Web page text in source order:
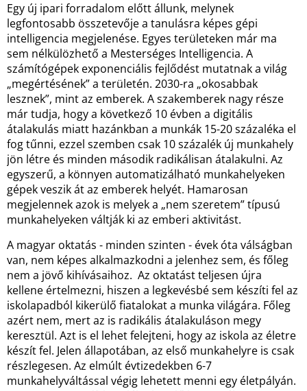
Egy új ipari forradalom előtt állunk, melynek
legfontosabb összetevője a tanulásra képes gépi
intelligencia megjelenése. Egyes területeken már ma
sem nélkülözhető a Mesterséges Intelligencia. A
számítógépek exponenciális fejlődést mutatnak a világ
„megértésének” a területén. 2030-ra „okosabbak
lesznek”, mint az emberek. A szakemberek nagy része
már tudja, hogy a következő 10 évben a digitális
átalakulás miatt hazánkban a munkák 15-20 százaléka el
fog tűnni, ezzel szemben csak 10 százalék új munkahely
jön létre és minden második radikálisan átalakulni. Az
egyszerű, a könnyen automatizálható munkahelyeken
gépek veszik át az emberek helyét. Hamarosan
megjelennek azok is melyek a „nem szeretem” típusú
munkahelyeken váltják ki az emberi aktivitást.
A magyar oktatás - minden szinten - évek óta válságban
van, nem képes alkalmazkodni a jelenhez sem, és főleg
nem a jövő kihívásaihoz. Az oktatást teljesen újra
kellene értelmezni, hiszen a legkevésbé sem készíti fel az
iskolapadból kikerülő fiatalokat a munka világára. Főleg
azért nem, mert az is radikális átalakuláson megy
keresztül. Azt is el lehet felejteni, hogy az iskola az életre
készít fel. Jelen állapotában, az első munkahelyre is csak
részlegesen. Az elmúlt évtizedekben 6-7
munkahelyváltással végig lehetett menni egy életpályán.